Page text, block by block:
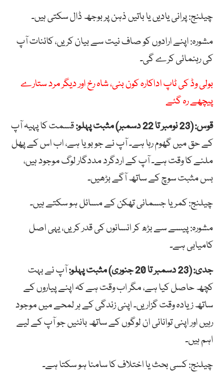
چیلنج: پرانی یادیں یا باتیں ذہن پر بوجھ ڈال سکتی ہیں۔
مشورہ: اپنے ارادوں کو صاف نیت سے بیان کریں، کائنات آپ
کی رہنمائی کرے گی۔
بولی وڈ کی ٹاپ اداکارہ کون بنی، شاہ رخ اور دیگر مرد ستارے
پیچھے رہ گئے
قوس: (23 نومبر تا 22 دسمبر) مثبت پہلو:
قسمت کا پہیہ آپ
کے حق میں گھوم رہا ہے۔ آپ نے جو بویا ہے، اب اس کے پھل
ملنے کا وقت ہے۔ آپ کے اردگرد مددگار لوگ موجود ہیں،
بس مثبت سوچ کے ساتھ آگے بڑھیں۔
چیلنج: کمر یا جسمانی تھکن کے مسائل ہو سکتے ہیں۔
مشورہ: پیسے سے بڑھ کر انسانوں کی قدر کریں، یہی اصل
کامیابی ہے۔
جدی: (23 دسمبر تا 20 جنوری) مثبت پہلو:
آپ نے بہت
کچھ حاصل کیا ہے، مگر اب وقت ہے کہ اپنے پیاروں کے
ساتھ زیادہ وقت گزاریں۔ اپنی زندگی کے ہر لمحے میں موجود
رہیں اور اپنی توانائی ان لوگوں کے ساتھ بانٹیں جو آپ کے لیے
اہم ہیں۔
چیلنج: کسی بحث یا اختلاف کا سامنا ہو سکتا ہے۔